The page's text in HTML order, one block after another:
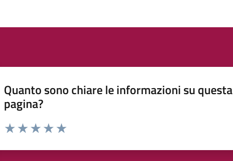
Quanto sono chiare le informazioni su questa
pagina?
Valuta da 1 a 5 stelle la pagina